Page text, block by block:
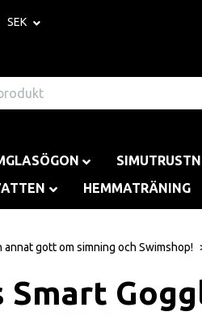
SEK
HEMMATRÄNING
annat gott om simning och Swimshop!
Smart